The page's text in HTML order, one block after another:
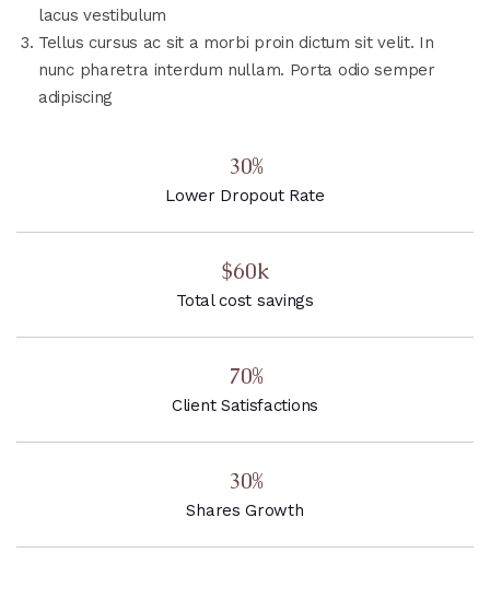
lacus vestibulum
Tellus cursus ac sit a morbi proin dictum sit velit. In
nunc pharetra interdum nullam. Porta odio semper
adipiscing
30%
Lower Dropout Rate
$60k
Total cost savings
70%
Client Satisfactions
30%
Shares Growth